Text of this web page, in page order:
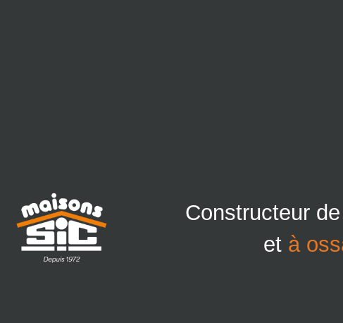
Constructeur
et à